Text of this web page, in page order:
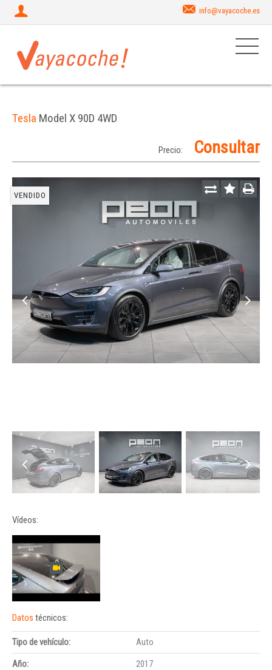
info@vayacoche.es
Tesla Model X 90D 4WD
Precio: Consultar
VENDIDO
Vídeos:
Datos técnicos:
Tipo de vehículo:
Auto
Año:
2017